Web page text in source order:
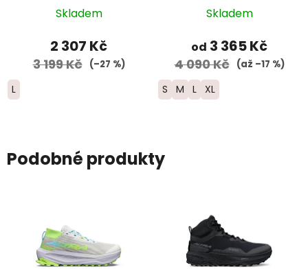
dámská - šedá
Skladem
2 307 Kč
3 199 Kč (–27 %)
L
GRADIENT SET –
Skladem
od 3 365 Kč
4 090 Kč (až –17 %)
S M L XL
Podobné produkty